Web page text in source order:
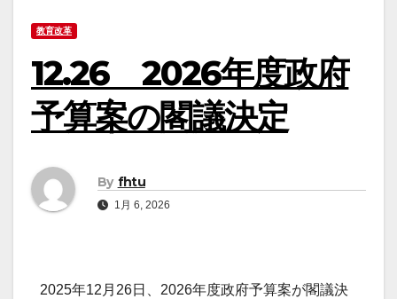
教育改革
12.26 2026年度政府
予算案の閣議決定
By fhtu
1月 6, 2026
2025年12月26日、2026年度政府予算案が閣議決